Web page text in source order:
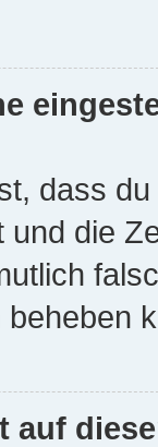
dass
und die
auf